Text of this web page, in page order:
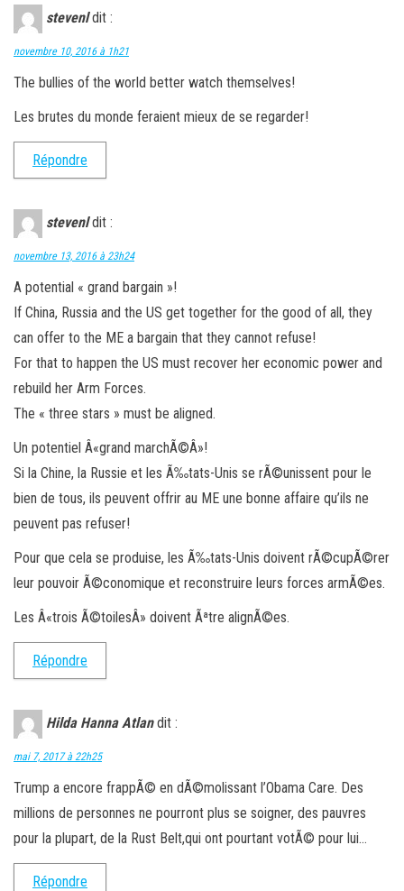
stevenl dit :
novembre 10, 2016 à 1h21
The bullies of the world better watch themselves!
Les brutes du monde feraient mieux de se regarder!
Répondre
stevenl dit :
novembre 13, 2016 à 23h24
A potential « grand bargain »!
If China, Russia and the US get together for the good of all, they
can offer to the ME a bargain that they cannot refuse!
For that to happen the US must recover her economic power and
rebuild her Arm Forces.
The « three stars » must be aligned.
Un potentiel Â«grand marchÃ©Â»!
Si la Chine, la Russie et les Ã‰tats-Unis se rÃ©unissent pour le
bien de tous, ils peuvent offrir au ME une bonne affaire qu’ils ne
peuvent pas refuser!
Pour que cela se produise, les Ã‰tats-Unis doivent rÃ©cupÃ©rer
leur pouvoir Ã©conomique et reconstruire leurs forces armÃ©es.
Les Â«trois Ã©toilesÂ» doivent Ãªtre alignÃ©es.
Répondre
Hilda Hanna Atlan dit :
mai 7, 2017 à 22h25
Trump a encore frappÃ© en dÃ©molissant l’Obama Care. Des
millions de personnes ne pourront plus se soigner, des pauvres
pour la plupart, de la Rust Belt,qui ont pourtant votÃ© pour lui…
Répondre